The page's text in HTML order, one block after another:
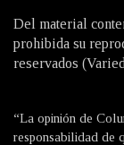
Del material
prohibida su
reservados
“La opinión de
responsabilidad de